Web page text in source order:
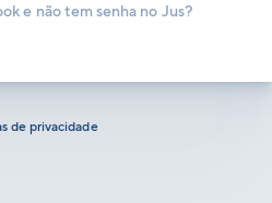
e não tem senha no Jus?
de privacidade